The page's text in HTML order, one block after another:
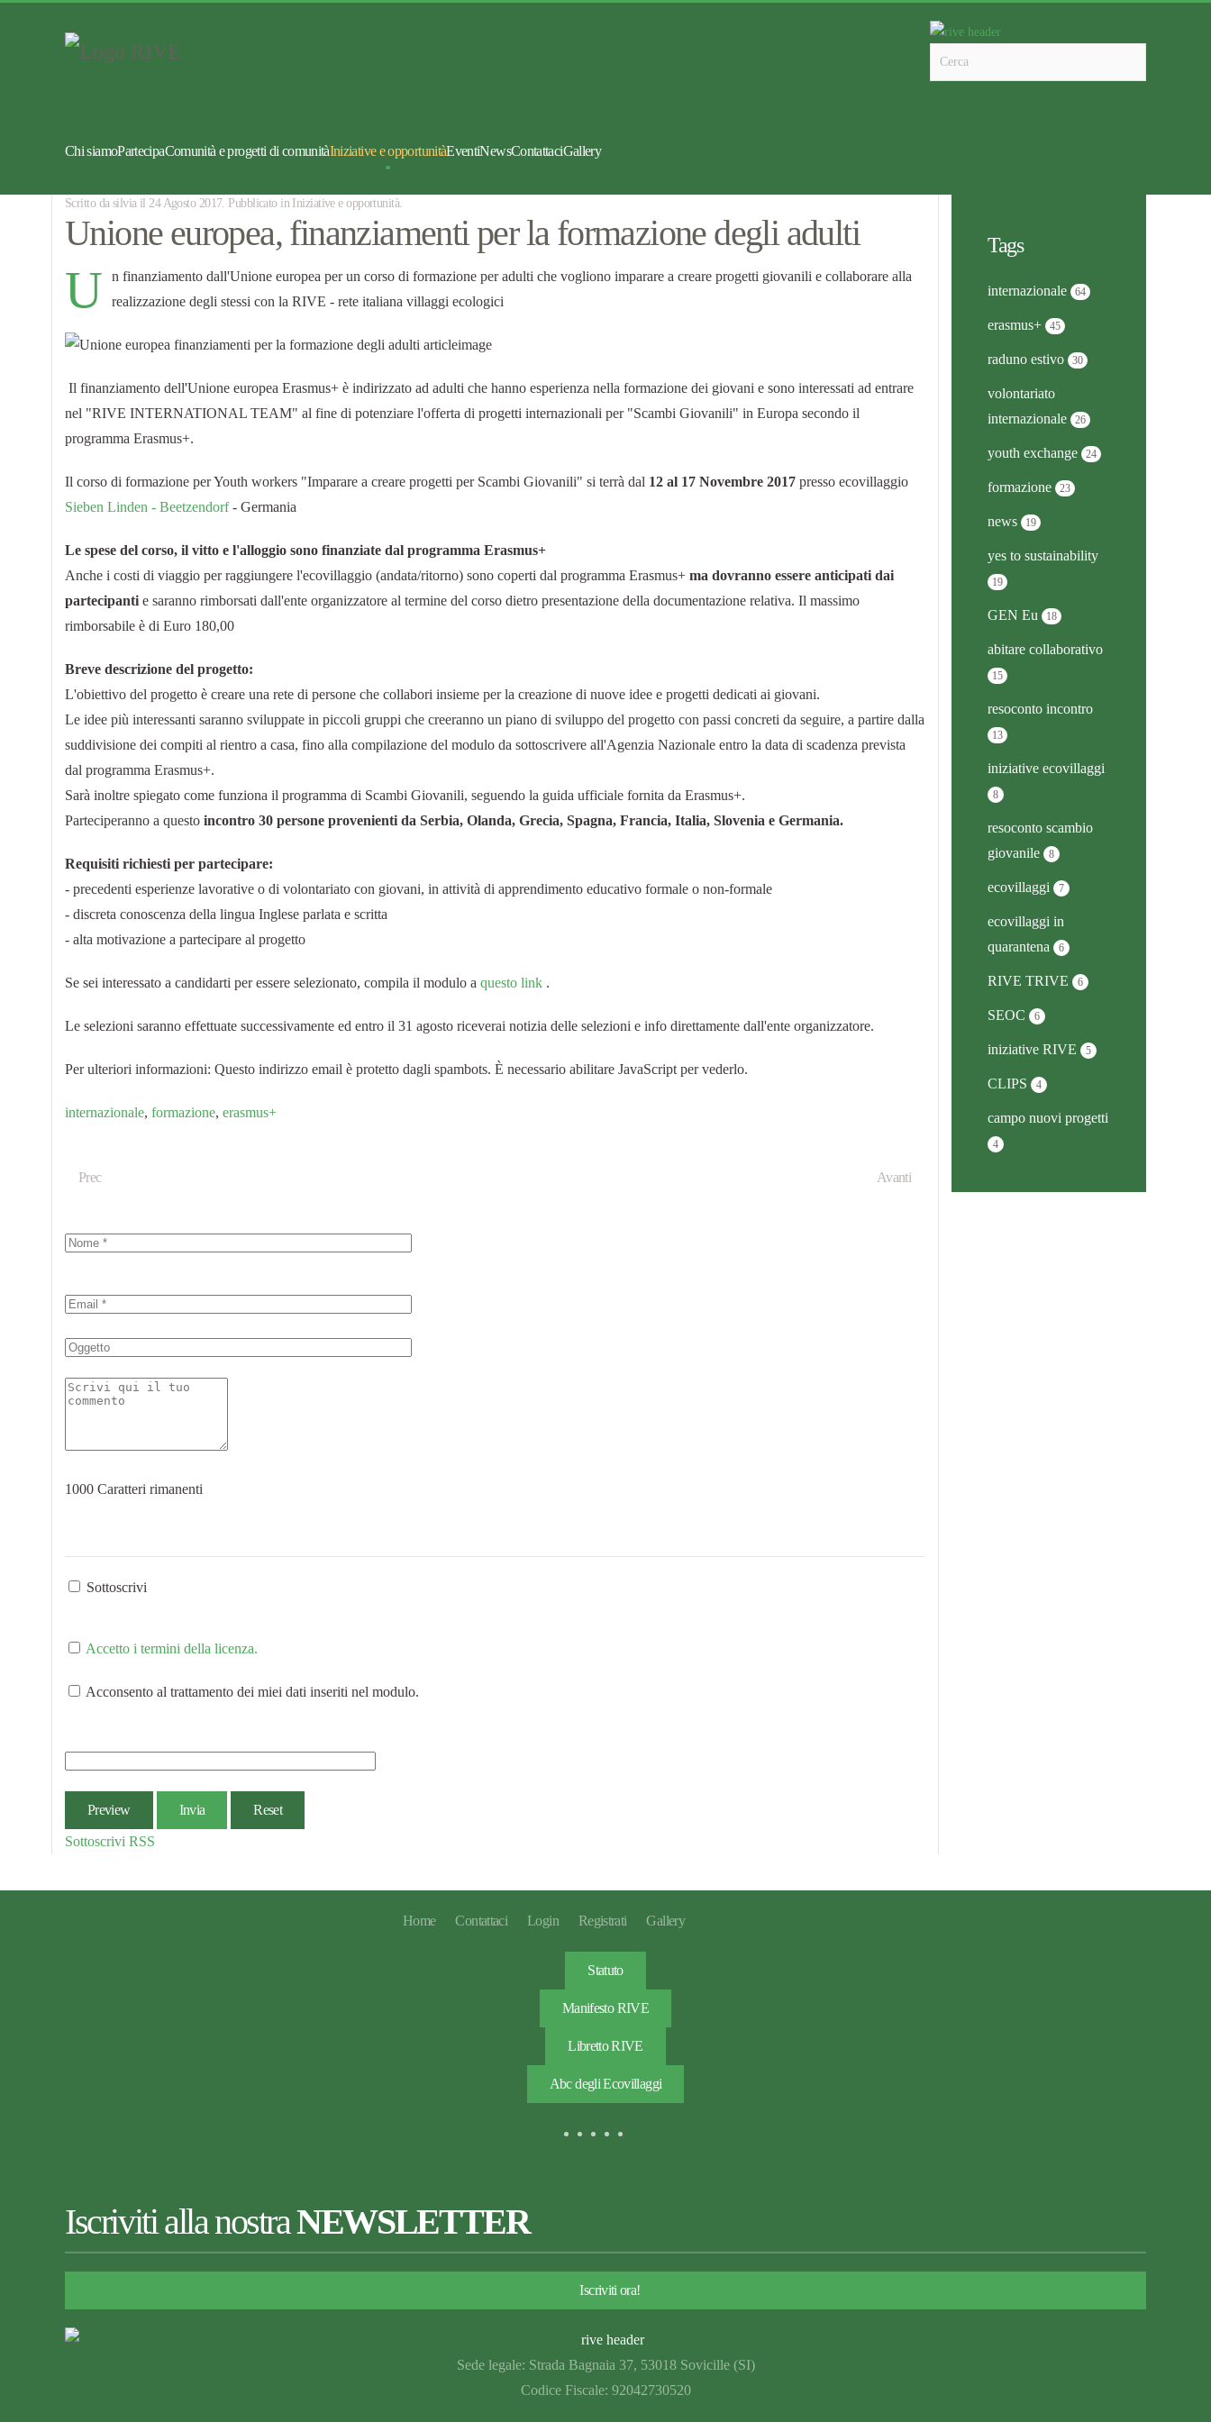
Chi siamoPartecipaComunità e progetti di comunitàIniziative e opportunitàEventiNewsContattaciGallery
Scritto da silvia il24 Agosto 2017. Pubblicato in Iniziative e opportunità.
Unione europea, finanziamenti per la formazione degli adulti
U
n finanziamento dall'Unione europea per un corso di formazione per adulti che vogliono imparare a creare progetti giovanili e collaborare alla
realizzazione degli stessi con la RIVE - rete italiana villaggi ecologici
Il finanziamento dell'Unione europea Erasmus+ è indirizzato ad adulti che hanno esperienza nella formazione dei giovani e sono interessati ad entrare
nel "RIVE INTERNATIONAL TEAM" al fine di potenziare l'offerta di progetti internazionali per "Scambi Giovanili" in Europa secondo il
programma Erasmus+.
Il corso di formazione per Youth workers "Imparare a creare progetti per Scambi Giovanili" si terrà dal 12 al 17 Novembre 2017 presso ecovillaggio
Sieben Linden - Beetzendorf- Germania
Le spese del corso, il vitto e l'alloggio sono finanziate dal programma Erasmus+
Anche i costi di viaggio per raggiungere l'ecovillaggio (andata/ritorno) sono coperti dal programma Erasmus+ ma dovranno essere anticipati dai
partecipanti e saranno rimborsati dall'ente organizzatore al termine del corso dietro presentazione della documentazione relativa. Il massimo
rimborsabile è di Euro 180,00
Breve descrizione del progetto:
L'obiettivo del progetto è creare una rete di persone che collabori insieme per la creazione di nuove idee e progetti dedicati ai giovani.
Le idee più interessanti saranno sviluppate in piccoli gruppi che creeranno un piano di sviluppo del progetto con passi concreti da seguire, a partire dalla
suddivisione dei compiti al rientro a casa, fino alla compilazione del modulo da sottoscrivere all'Agenzia Nazionale entro la data di scadenza prevista
dal programma Erasmus+.
Sarà inoltre spiegato come funziona il programma di Scambi Giovanili, seguendo la guida ufficiale fornita da Erasmus+.
Parteciperanno a questo incontro 30 persone provenienti da Serbia, Olanda, Grecia, Spagna, Francia, Italia, Slovenia e Germania.
Requisiti richiesti per partecipare:
- precedenti esperienze lavorative o di volontariato con giovani, in attività di apprendimento educativo formale o non-formale
- discreta conoscenza della lingua Inglese parlata e scritta
- alta motivazione a partecipare al progetto
Se sei interessato a candidarti per essere selezionato, compila il modulo a questo link .
Le selezioni saranno effettuate successivamente ed entro il 31 agosto riceverai notizia delle selezioni e info direttamente dall'ente organizzatore.
Per ulteriori informazioni: Questo indirizzo email è protetto dagli spambots. È necessario abilitare JavaScript per vederlo.
internazionale, formazione, erasmus+
Prec Avanti
1000 Caratteri rimanenti
Sottoscrivi
Accetto i termini della licenza.
Acconsento al trattamento dei miei dati inseriti nel modulo.
Preview Invia Reset
Sottoscrivi RSS
Tags
internazionale 64
erasmus+ 45
raduno estivo 30
volontariato
internazionale
26
youth exchange 24
formazione 23
news 19
yes to sustainability
19
GEN Eu 18
abitare collaborativo
15
resoconto incontro
13
iniziative ecovillaggi
8
resoconto scambio
giovanile
8
ecovillaggi 7
ecovillaggi in
quarantena
6
RIVE TRIVE 6
SEOC 6
iniziative RIVE 5
CLIPS 4
campo nuovi progetti
4
Home Contattaci Login Registrati Gallery
Statuto
Manifesto RIVE
Libretto RIVE
Abc degli Ecovillaggi
Iscriviti alla nostraNEWSLETTER
Iscriviti ora!
Sede legale: Strada Bagnaia 37, 53018 Sovicille (SI)
Codice Fiscale: 92042730520